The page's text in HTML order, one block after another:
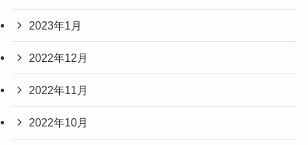
2023年1月
2022年12月
2022年11月
2022年10月